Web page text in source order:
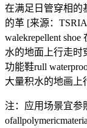
在满足日管穿相的
的革 [来源：
walekrepellent
水的地面上行走时
功能鞋rull
大量积水的地画上
注：应用场景宜参